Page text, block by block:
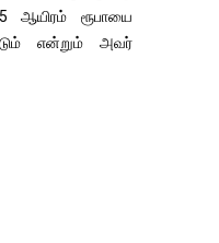
ஆயிரம் ரூபாயை
என்றும் அவர்